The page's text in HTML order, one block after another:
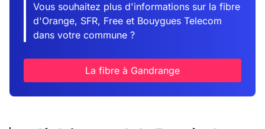
Vous souhaitez plus d'informations sur la fibre
d'Orange, SFR, Free et Bouygues Telecom
dans votre commune ?
La fibre à Gandrange